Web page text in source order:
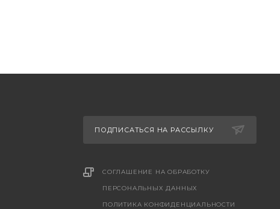
ПОДПИСАТЬСЯ НА РАССЫЛКУ
СОГЛАШЕНИЕ НА ОБРАБОТКУ
ПЕРСОНАЛЬНЫХ ДАННЫХ
ПОЛИТИКА КОНФИДЕНЦИАЛЬНОСТИ